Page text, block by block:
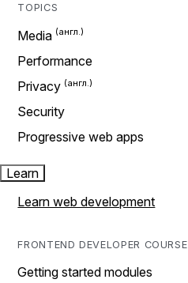
TOPICS
Media
Performance
Privacy
Security
Progressive web apps
Learn
Learn web development
FRONTEND DEVELOPER COURSE
Getting started modules